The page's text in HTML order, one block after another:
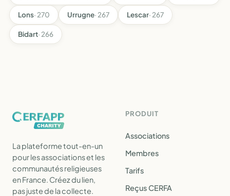
Lons· 270 Urrugne· 267 Lescar· 267
Bidart· 266
La plateforme tout-en-un
pour les associations et les
communautés religieuses
en France. Créez du lien,
pas juste de la collecte.
PRODUIT
Associations
Membres
Tarifs
Reçus CERFA